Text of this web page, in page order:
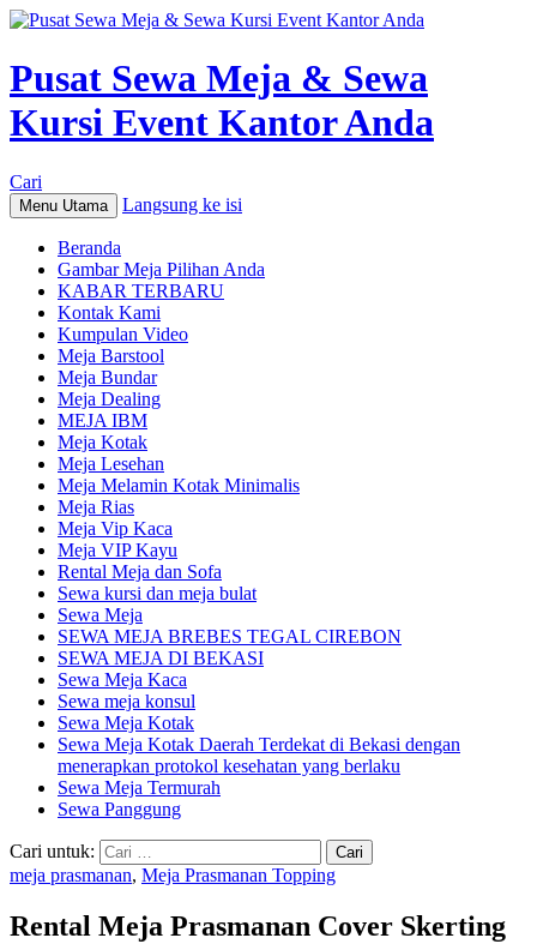
Pusat Sewa Meja & Sewa
Kursi Event Kantor Anda
Cari
Menu Utama Langsung ke isi
Beranda
Gambar Meja Pilihan Anda
KABAR TERBARU
Kontak Kami
Kumpulan Video
Meja Barstool
Meja Bundar
Meja Dealing
MEJA IBM
Meja Kotak
Meja Lesehan
Meja Melamin Kotak Minimalis
Meja Rias
Meja Vip Kaca
Meja VIP Kayu
Rental Meja dan Sofa
Sewa kursi dan meja bulat
Sewa Meja
SEWA MEJA BREBES TEGAL CIREBON
SEWA MEJA DI BEKASI
Sewa Meja Kaca
Sewa meja konsul
Sewa Meja Kotak
Sewa Meja Kotak Daerah Terdekat di Bekasi dengan
menerapkan protokol kesehatan yang berlaku
Sewa Meja Termurah
Sewa Panggung
Cari untuk:
meja prasmanan, Meja Prasmanan Topping
Rental Meja Prasmanan Cover Skerting